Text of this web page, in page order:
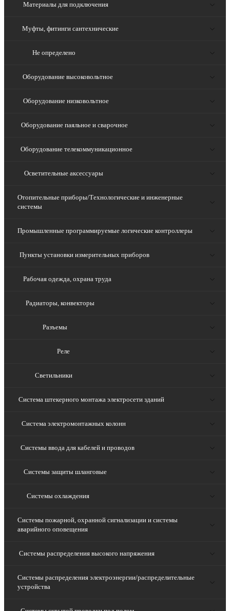
Материалы для подключения
Муфты, фитинги сантехнические
Не определено
Оборудование высоковольтное
Оборудование низковольтное
Оборудование паяльное и сварочное
Оборудование телекоммуникационное
Осветительные аксессуары
Отопительные приборы/Технологические и инженерные
системы
Промышленные программируемые логические контроллеры
Пункты установки измерительных приборов
Рабочая одежда, охрана труда
Радиаторы, конвекторы
Разъемы
Реле
Светильники
Система штекерного монтажа электросети зданий
Система электромонтажных колонн
Системы ввода для кабелей и проводов
Системы защиты шланговые
Системы охлаждения
Системы пожарной, охранной сигнализации и системы
аварийного оповещения
Системы распределения высокого напряжения
Системы распределения электроэнергии/распределительные
устройства